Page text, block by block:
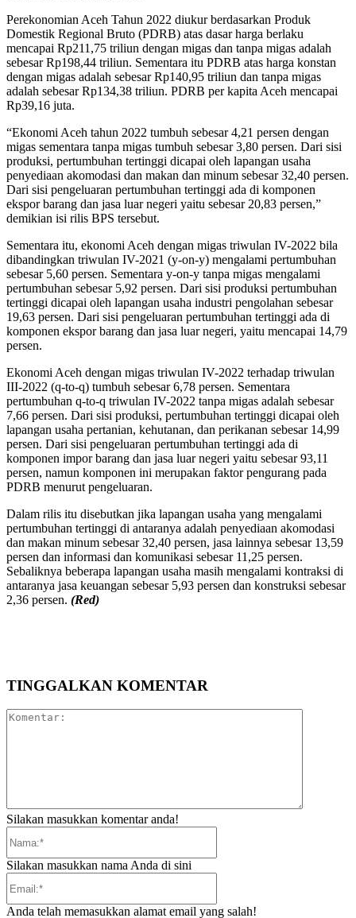
Perekonomian Aceh Tahun 2022 diukur berdasarkan Produk
Domestik Regional Bruto (PDRB) atas dasar harga berlaku
mencapai Rp211,75 triliun dengan migas dan tanpa migas adalah
sebesar Rp198,44 triliun. Sementara itu PDRB atas harga konstan
dengan migas adalah sebesar Rp140,95 triliun dan tanpa migas
adalah sebesar Rp134,38 triliun. PDRB per kapita Aceh mencapai
Rp39,16 juta.
“Ekonomi Aceh tahun 2022 tumbuh sebesar 4,21 persen dengan
migas sementara tanpa migas tumbuh sebesar 3,80 persen. Dari sisi
produksi, pertumbuhan tertinggi dicapai oleh lapangan usaha
penyediaan akomodasi dan makan dan minum sebesar 32,40 persen.
Dari sisi pengeluaran pertumbuhan tertinggi ada di komponen
ekspor barang dan jasa luar negeri yaitu sebesar 20,83 persen,”
demikian isi rilis BPS tersebut.
Sementara itu, ekonomi Aceh dengan migas triwulan IV-2022 bila
dibandingkan triwulan IV-2021 (y-on-y) mengalami pertumbuhan
sebesar 5,60 persen. Sementara y-on-y tanpa migas mengalami
pertumbuhan sebesar 5,92 persen. Dari sisi produksi pertumbuhan
tertinggi dicapai oleh lapangan usaha industri pengolahan sebesar
19,63 persen. Dari sisi pengeluaran pertumbuhan tertinggi ada di
komponen ekspor barang dan jasa luar negeri, yaitu mencapai 14,79
persen.
Ekonomi Aceh dengan migas triwulan IV-2022 terhadap triwulan
III-2022 (q-to-q) tumbuh sebesar 6,78 persen. Sementara
pertumbuhan q-to-q triwulan IV-2022 tanpa migas adalah sebesar
7,66 persen. Dari sisi produksi, pertumbuhan tertinggi dicapai oleh
lapangan usaha pertanian, kehutanan, dan perikanan sebesar 14,99
persen. Dari sisi pengeluaran pertumbuhan tertinggi ada di
komponen impor barang dan jasa luar negeri yaitu sebesar 93,11
persen, namun komponen ini merupakan faktor pengurang pada
PDRB menurut pengeluaran.
Dalam rilis itu disebutkan jika lapangan usaha yang mengalami
pertumbuhan tertinggi di antaranya adalah penyediaan akomodasi
dan makan minum sebesar 32,40 persen, jasa lainnya sebesar 13,59
persen dan informasi dan komunikasi sebesar 11,25 persen.
Sebaliknya beberapa lapangan usaha masih mengalami kontraksi di
antaranya jasa keuangan sebesar 5,93 persen dan konstruksi sebesar
2,36 persen. (Red)
TINGGALKAN KOMENTAR
Silakan masukkan komentar anda!
Silakan masukkan nama Anda di sini
Anda telah memasukkan alamat email yang salah!